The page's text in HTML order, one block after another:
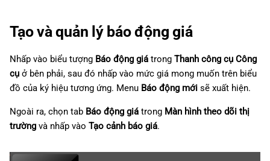
日本語
Deutsch
Français
Polski
g
s
e
a
r
Tạo và quản lý báo động giá
Nhấp vào biểu tượng Báo động giá trong Thanh công cụ Công
cụ ở bên phải, sau đó nhấp vào mức giá mong muốn trên biểu
đồ của ký hiệu tương ứng. Menu Báo động mới sẽ xuất hiện.
Ngoài ra, chọn tab Báo động giá trong Màn hình theo dõi thị
trường và nhấp vào Tạo cảnh báo giá.